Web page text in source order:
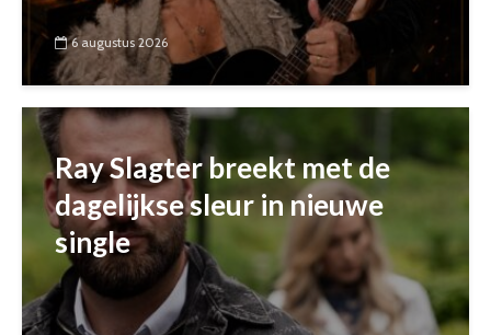
6 augustus 2026
Ray Slagter breekt met de
dagelijkse sleur in nieuwe
single